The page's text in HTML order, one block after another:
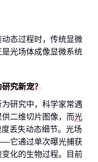
态过程时，传统显微
光场体成像显微系统
究新宠？
研究中，科学家常遇
二维切片图像，而光
丢失动态细节。光场
它通过单次曝光捕获
化的生物过程。目前